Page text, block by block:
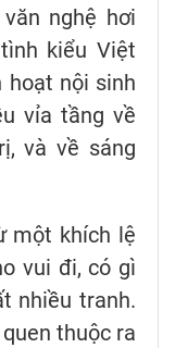
nghệ hơi
kiểu Việt
hoạt nội sinh
vỉa tầng về
và về sáng
một khích lệ
vui đi, có gì
nhiều tranh.
thuộc ra